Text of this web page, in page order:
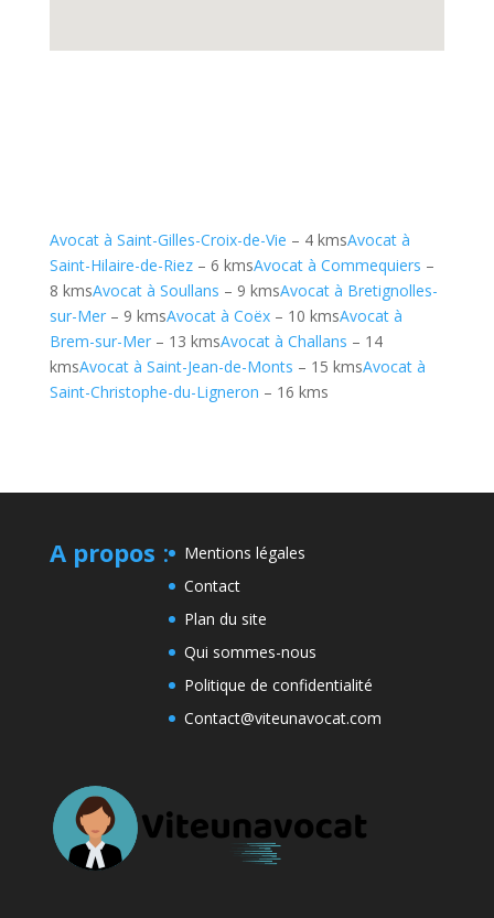
Avocat à Saint-Gilles-Croix-de-Vie – 4 kmsAvocat à
Saint-Hilaire-de-Riez– 6 kmsAvocat à Commequiers –
8 kmsAvocat à Soullans – 9 kmsAvocat à Bretignolles-
sur-Mer– 9 kmsAvocat à Coëx– 10 kmsAvocat à
Brem-sur-Mer– 13 kmsAvocat à Challans – 14
kmsAvocat à Saint-Jean-de-Monts – 15 kmsAvocat à
Saint-Christophe-du-Ligneron – 16 kms
A propos :
Mentions légales
Contact
Plan du site
Qui sommes-nous
Politique de confidentialité
Contact@viteunavocat.com